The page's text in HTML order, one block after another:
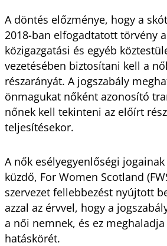
A döntés előzménye, hogy a
2018-ban elfogadtatott törvény
közigazgatási és egyéb
vezetésében biztosítani kell a
részarányát. A jogszabály
önmagukat nőként azonosító
nőnek kell tekinteni az előírt
teljesítésekor.
A nők esélyegyenlőségi
küzdő, For Women Scotland
szervezet fellebbezést nyújtott
azzal az érvvel, hogy a
a női nemnek, és ez
hatáskörét.